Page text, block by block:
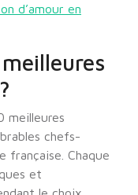
d’amour en
meilleures
chefs-
française. Chaque
et